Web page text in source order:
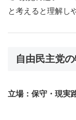
と考えると理解し
自由民主党
立場：保守・現実